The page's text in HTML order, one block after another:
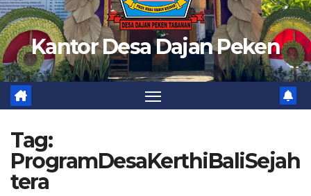
Kantor Desa Dajan Peken
Tag:
ProgramDesaKerthiBaliSejah
tera